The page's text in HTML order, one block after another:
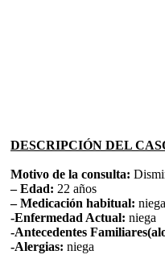
DESCRIPCIÓN DEL
Motivo de la consulta:
– Edad: 22 años
– Medicación habitual: niega
-Enfermedad Actual: niega
-Antecedentes
-Alergias: niega